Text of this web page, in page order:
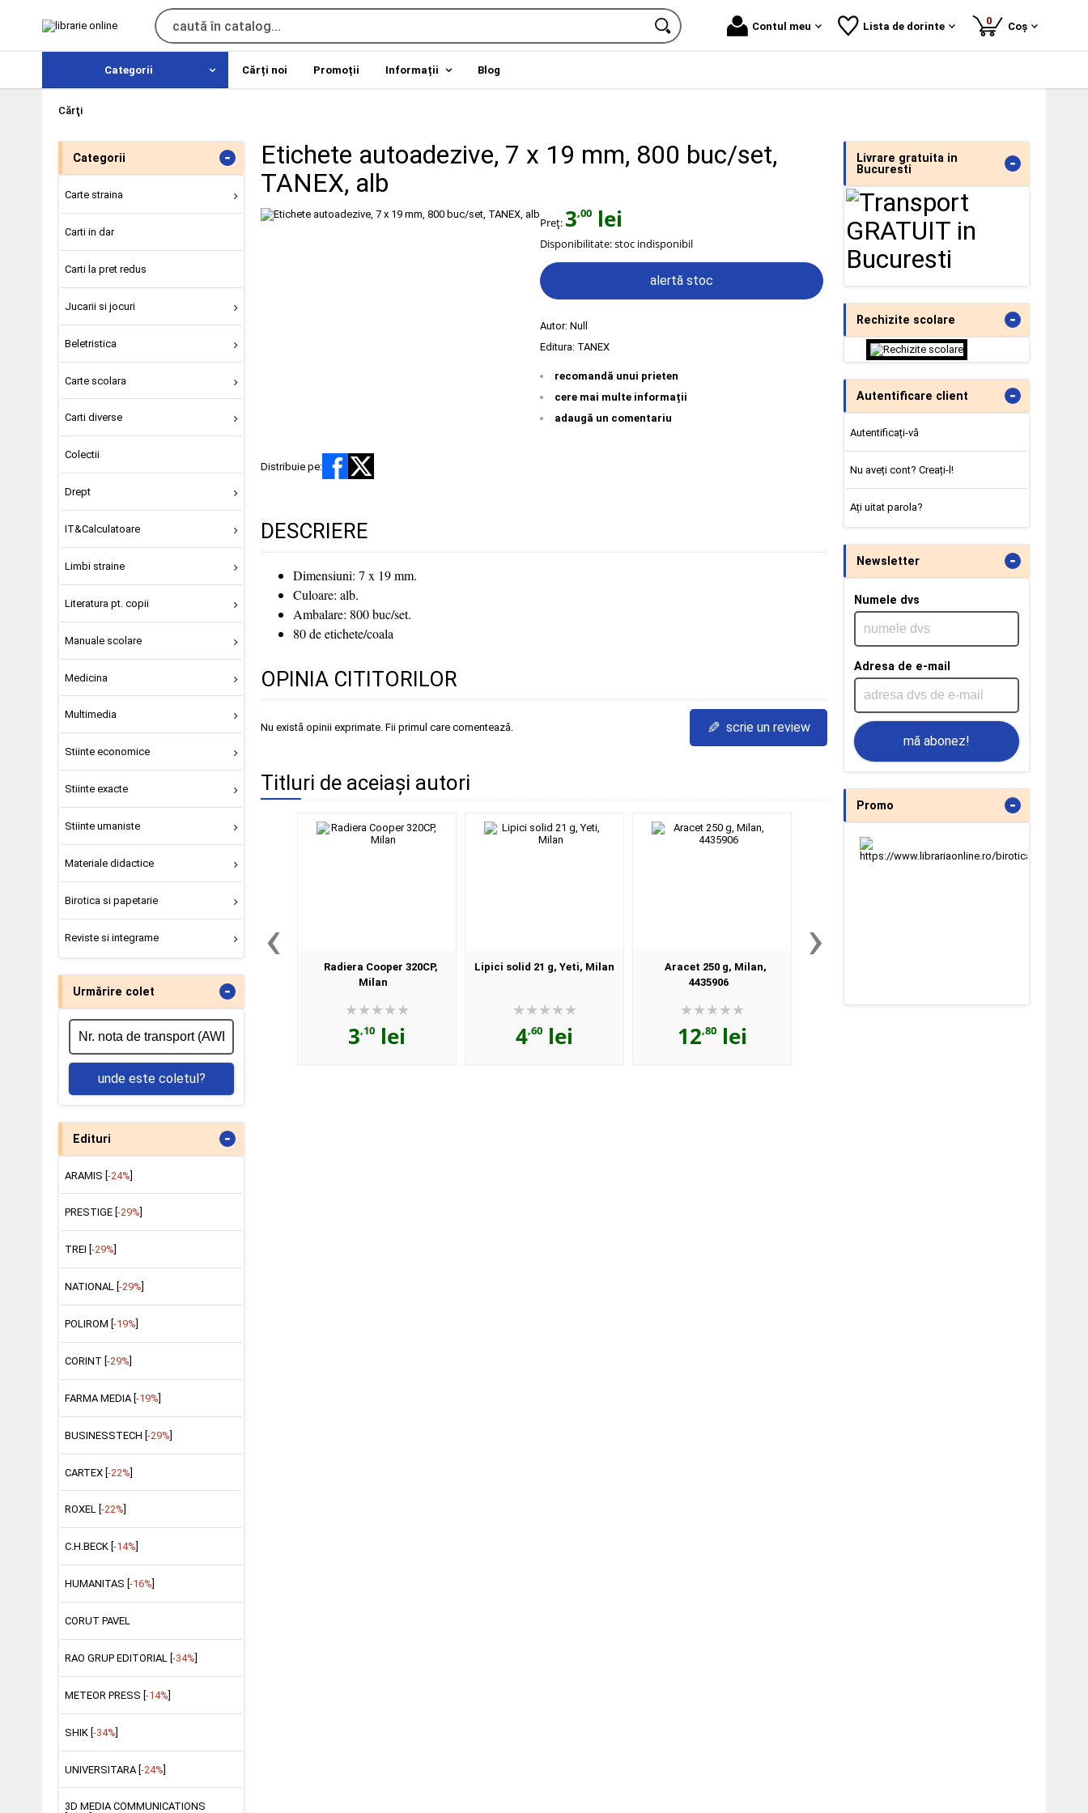
Contul meu Lista de dorinte 0produse
Coș
Categorii Cărți noi Promoții Informații Blog
Cărţi
Categorii -
Carte straina
Carti in dar
Carti la pret redus
Jucarii si jocuri
Beletristica
Carte scolara
Carti diverse
Colectii
Drept
IT&Calculatoare
Limbi straine
Literatura pt. copii
Manuale scolare
Medicina
Multimedia
Stiinte economice
Stiinte exacte
Stiinte umaniste
Materiale didactice
Birotica si papetarie
Reviste si integrame
Urmărire colet -
unde este coletul?
Edituri -
ARAMIS [-24%]
PRESTIGE [ -29%
TREI [ -29%
NATIONAL [ -29%
POLIROM [ -19%
CORINT [ -29%
FARMA MEDIA [ -19%
BUSINESSTECH [-29%]
CARTEX [-22%]
ROXEL [ -22%
C.H.BECK [ -14%
HUMANITAS [ -16%
CORUT PAVEL
RAO GRUP EDITORIAL [ -34%
METEOR PRESS [ -14%
SHIK [-34%]
UNIVERSITARA [-24%]
3D MEDIA COMMUNICATIONS
Etichete autoadezive, 7 x 19 mm, 800 buc/set,
TANEX, alb
Preț: 3,00 lei
Disponibilitate:stoc indisponibil
alertă stoc
Autor: Null
Editura: TANEX
recomandă unui prieten
cere mai multe informații
adaugă un comentariu
Distribuie pe:
DESCRIERE
Dimensiuni: 7 x 19 mm.
Culoare: alb.
Ambalare: 800 buc/set.
80 de etichete/coala
OPINIA CITITORILOR
Nu există opinii exprimate. Fii primul care comentează. ✎ scrie un review
Titluri de aceiași autori
‹
Radiera Cooper 320CP,
Milan
3,10 lei
Lipici solid 21 g, Yeti, Milan
4,60 lei
Aracet 250 g, Milan,
4435906
12,80lei
›
Livrare gratuita in
Bucuresti
-
Rechizite scolare -
Autentificare client -
Autentificați-vă
Nu aveți cont? Creați-l!
Ați uitat parola?
Newsletter -
Numele dvs
Adresa de e-mail
mă abonez!
Promo -